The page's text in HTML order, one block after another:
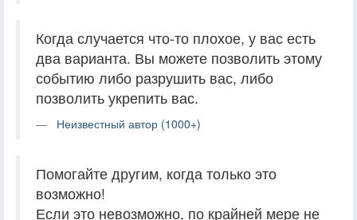
Когда случается что-то плохое, у вас есть
два варианта. Вы можете позволить этому
событию либо разрушить вас, либо
позволить укрепить вас.
Неизвестный автор (1000+)
Помогайте другим, когда только это
возможно!
Если это невозможно, по крайней мере не